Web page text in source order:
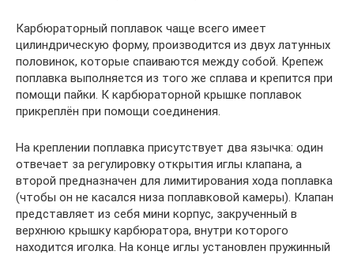
Карбюраторный поплавок чаще всего имеет
цилиндрическую форму, производится из двух латунных
половинок, которые спаиваются между собой. Крепеж
поплавка выполняется из того же сплава и крепится при
помощи пайки. К карбюраторной крышке поплавок
прикреплён при помощи соединения.
На креплении поплавка присутствует два язычка: один
отвечает за регулировку открытия иглы клапана, а
второй предназначен для лимитирования хода поплавка
(чтобы он не касался низа поплавковой камеры). Клапан
представляет из себя мини корпус, закрученный в
верхнюю крышку карбюратора, внутри которого
находится иголка. На конце иглы установлен пружинный